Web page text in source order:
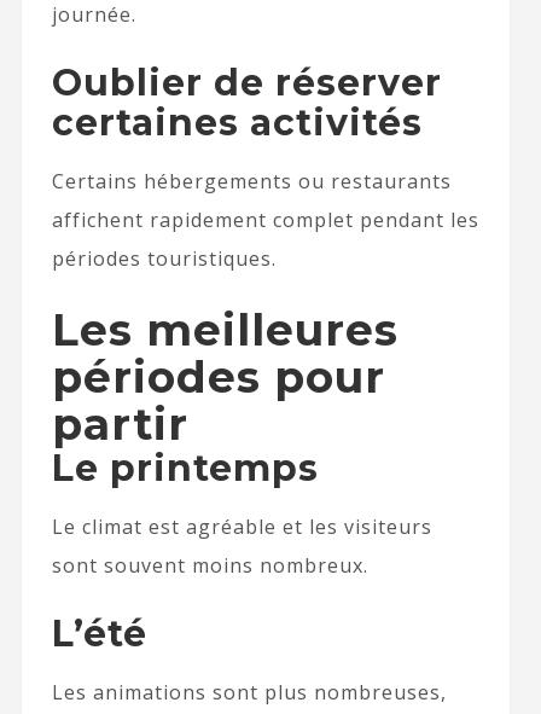
journée.
Oublier de réserver
certaines activités
Certains hébergements ou restaurants
affichent rapidement complet pendant les
périodes touristiques.
Les meilleures
périodes pour
partir
Le printemps
Le climat est agréable et les visiteurs
sont souvent moins nombreux.
L’été
Les animations sont plus nombreuses,